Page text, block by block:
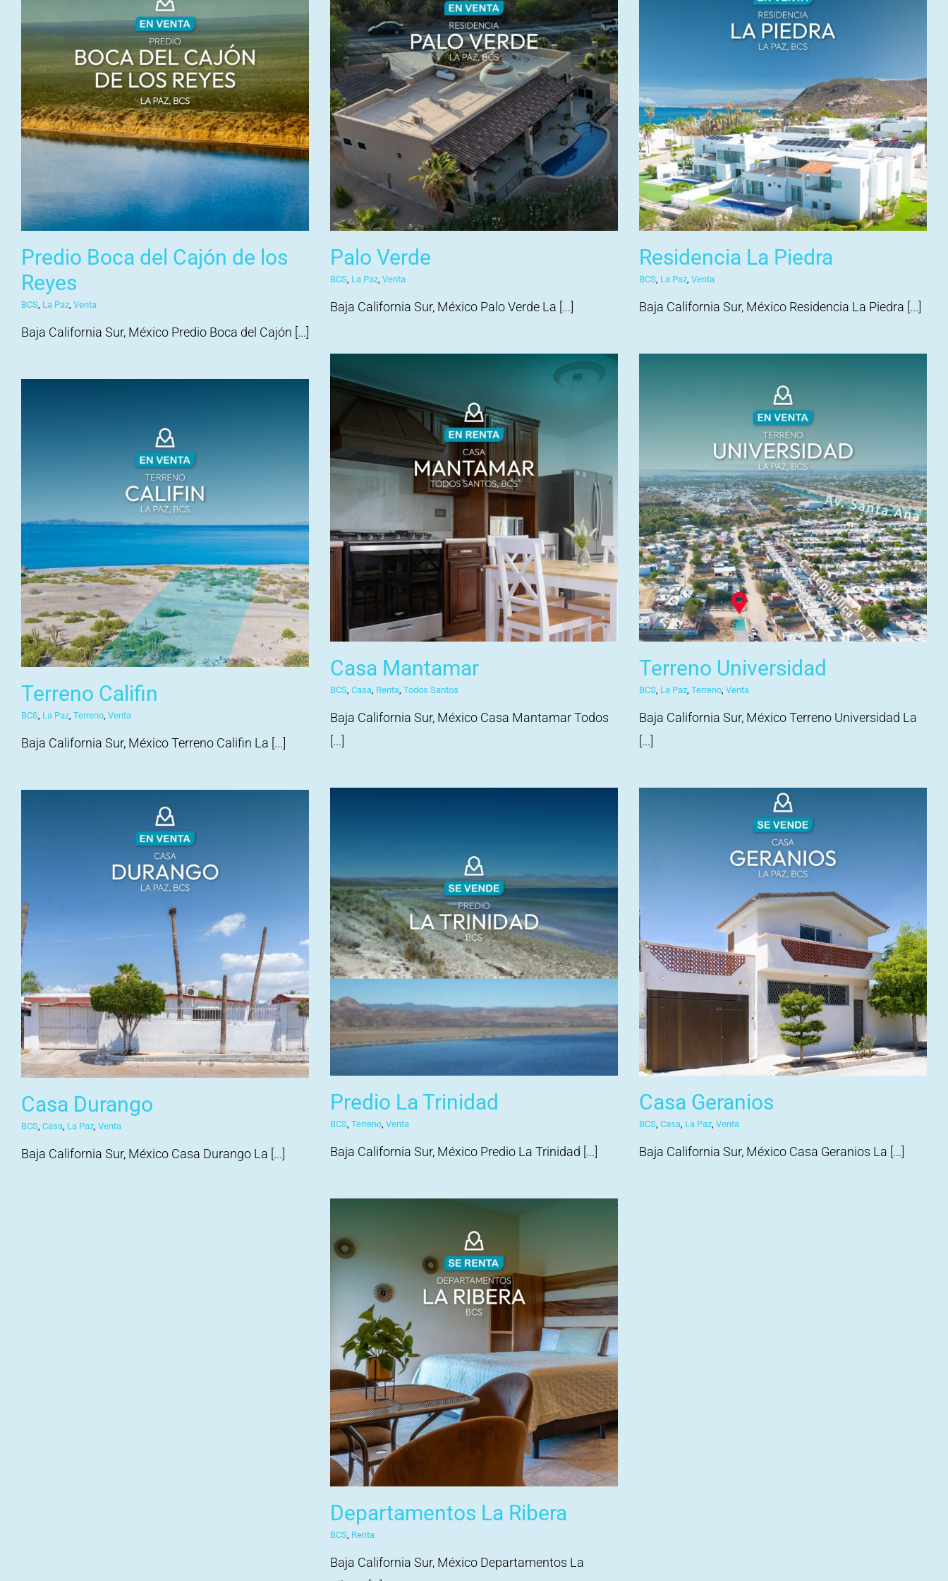
Predio Boca del Cajón de
los Reyes
Predio Boca del Cajón de los
Reyes
BCS, La Paz, Venta
Baja California Sur, México Predio Boca del Cajón [...]
Palo Verde
BCS, La Paz, Venta
Baja California Sur, México Palo Verde La [...]
Residencia La Piedra
BCS, La Paz, Venta
Baja California Sur, México Residencia La Piedra [...]
Casa Mantamar
BCS, Casa, Renta, Todos Santos
Baja California Sur, México Casa Mantamar Todos
[...]
Terreno Universidad
BCS, La Paz, Terreno, Venta
Baja California Sur, México Terreno Universidad La
[...]
Terreno Califin
BCS, La Paz, Terreno, Venta
Baja California Sur, México Terreno Califin La [...]
Predio La Trinidad
BCS, Terreno, Venta
Baja California Sur, México Predio La Trinidad [...]
Casa Geranios
BCS, Casa, La Paz, Venta
Baja California Sur, México Casa Geranios La [...]
Casa Durango
BCS, Casa, La Paz, Venta
Baja California Sur, México Casa Durango La [...]
Departamentos La Ribera
BCS, Renta
Baja California Sur, México Departamentos La